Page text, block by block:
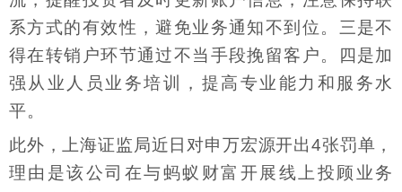
系方式的有效性，避免业务通知不到位。三是不
得在转销户环节通过不当手段挽留客户。四是加
强从业人员业务培训，提高专业能力和服务水
平。
此外，上海证监局近日对申万宏源开出4张罚单，
理由是该公司在与蚂蚁财富开展线上投顾业务